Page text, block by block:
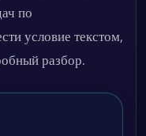
по
условие текстом,
разбор.